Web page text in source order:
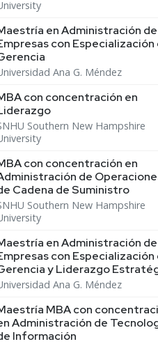
en Administración de
con Especialización
Ana G. Méndez
con concentración en
Southern New Hampshire
con concentración en
de
Cadena de Suministro
Southern New Hampshire
en Administración de
con Especialización
y Liderazgo
Ana G. Méndez
MBA con
Administración de
Información